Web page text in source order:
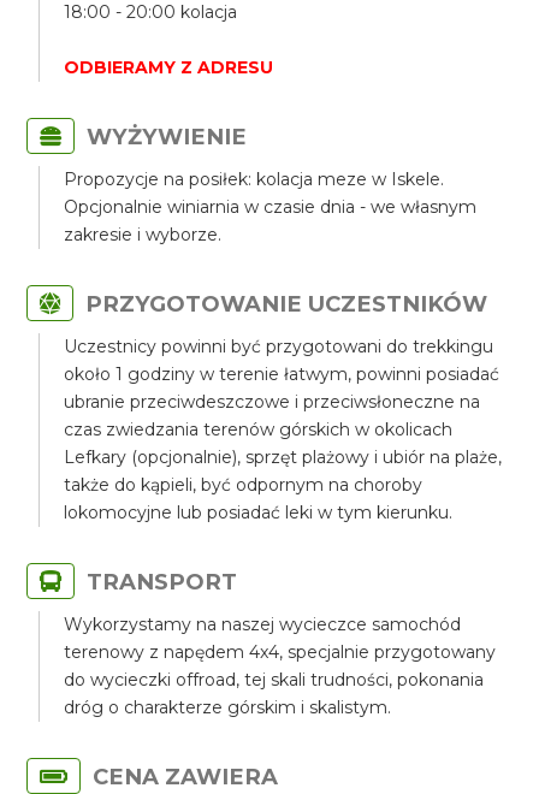
18:00 - 20:00 kolacja
ODBIERAMY Z ADRESU
WYŻYWIENIE
Propozycje na posiłek: kolacja meze w Iskele.
Opcjonalnie winiarnia w czasie dnia - we własnym
zakresie i wyborze.
PRZYGOTOWANIE UCZESTNIKÓW
Uczestnicy powinni być przygotowani do trekkingu
około 1 godziny w terenie łatwym, powinni posiadać
ubranie przeciwdeszczowe i przeciwsłoneczne na
czas zwiedzania terenów górskich w okolicach
Lefkary (opcjonalnie), sprzęt plażowy i ubiór na plaże,
także do kąpieli, być odpornym na choroby
lokomocyjne lub posiadać leki w tym kierunku.
TRANSPORT
Wykorzystamy na naszej wycieczce samochód
terenowy z napędem 4x4, specjalnie przygotowany
do wycieczki offroad, tej skali trudności, pokonania
dróg o charakterze górskim i skalistym.
CENA ZAWIERA